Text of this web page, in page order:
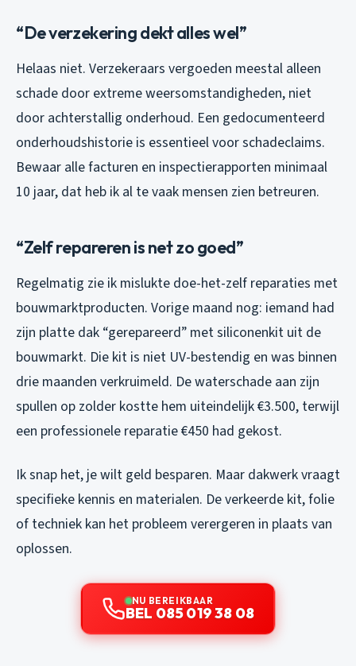
“De verzekering dekt alles wel”
Helaas niet. Verzekeraars vergoeden meestal alleen
schade door extreme weersomstandigheden, niet
door achterstallig onderhoud. Een gedocumenteerd
onderhoudshistorie is essentieel voor schadeclaims.
Bewaar alle facturen en inspectierapporten minimaal
10 jaar, dat heb ik al te vaak mensen zien betreuren.
“Zelf repareren is net zo goed”
Regelmatig zie ik mislukte doe-het-zelf reparaties met
bouwmarktproducten. Vorige maand nog: iemand had
zijn platte dak “gerepareerd” met siliconenkit uit de
bouwmarkt. Die kit is niet UV-bestendig en was binnen
drie maanden verkruimeld. De waterschade aan zijn
spullen op zolder kostte hem uiteindelijk €3.500, terwijl
een professionele reparatie €450 had gekost.
Ik snap het, je wilt geld besparen. Maar dakwerk vraagt
specifieke kennis en materialen. De verkeerde kit, folie
of techniek kan het probleem verergeren in plaats van
oplossen.
NU BEREIKBAAR
BEL 085 019 38 08